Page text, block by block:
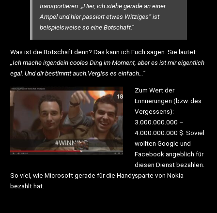
transportieren: „Hier, ich stehe gerade an einer
Ampel und hier passiert etwas Witziges“ ist
beispielsweise so eine Botschaft.“
Was ist die Botschaft denn? Das kann ich Euch sagen. Sie lautet:
„Ich mache irgendein cooles Ding im Moment, aber es ist mir eigentlich
egal. Und dir bestimmt auch.Vergiss es einfach…“
Zum Wert der
Erinnerungen (bzw. des
Vergessens):
3.000.000.000 –
4.000.000.000 $. Soviel
wollten Google und
Facebook angeblich für
diesen Dienst bezahlen.
So viel, wie Microsoft gerade für die Handysparte von Nokia
bezahlt hat.